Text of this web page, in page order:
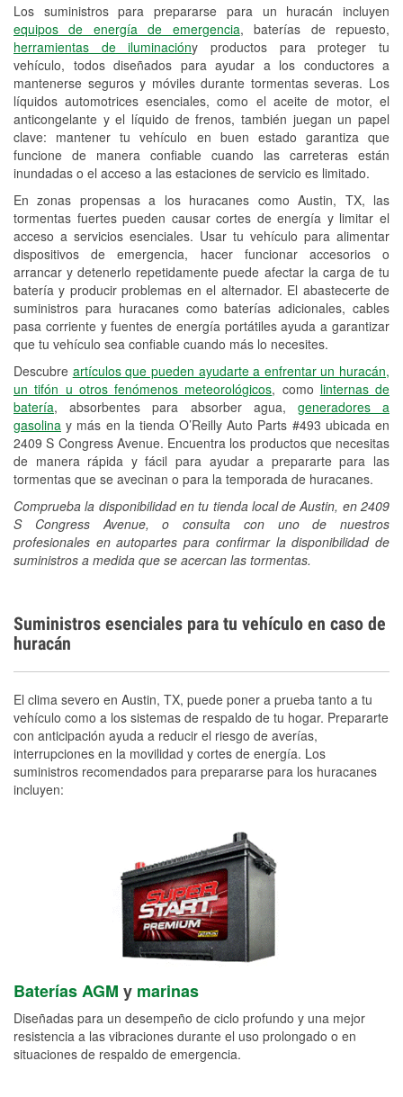
Los suministros para prepararse para un huracán incluyen
equipos de energía de emergencia, baterías de repuesto,
herramientas de iluminacióny productos para proteger tu
vehículo, todos diseñados para ayudar a los conductores a
mantenerse seguros y móviles durante tormentas severas. Los
líquidos automotrices esenciales, como el aceite de motor, el
anticongelante y el líquido de frenos, también juegan un papel
clave: mantener tu vehículo en buen estado garantiza que
funcione de manera confiable cuando las carreteras están
inundadas o el acceso a las estaciones de servicio es limitado.
En zonas propensas a los huracanes como Austin, TX, las
tormentas fuertes pueden causar cortes de energía y limitar el
acceso a servicios esenciales. Usar tu vehículo para alimentar
dispositivos de emergencia, hacer funcionar accesorios o
arrancar y detenerlo repetidamente puede afectar la carga de tu
batería y producir problemas en el alternador. El abastecerte de
suministros para huracanes como baterías adicionales, cables
pasa corriente y fuentes de energía portátiles ayuda a garantizar
que tu vehículo sea confiable cuando más lo necesites.
Descubre artículos que pueden ayudarte a enfrentar un huracán,
un tifón u otros fenómenos meteorológicos, como linternas de
batería, absorbentes para absorber agua, generadores a
gasolina y más en la tienda O’Reilly Auto Parts #493 ubicada en
2409 S Congress Avenue. Encuentra los productos que necesitas
de manera rápida y fácil para ayudar a prepararte para las
tormentas que se avecinan o para la temporada de huracanes.
Comprueba la disponibilidad en tu tienda local de Austin, en 2409
S Congress Avenue, o consulta con uno de nuestros
profesionales en autopartes para confirmar la disponibilidad de
suministros a medida que se acercan las tormentas.
Reciclaje de baterías y aceite
Instalación de bombillas de faros
Instalación de limpiaparabrisas
Programa de Préstamo de
Herramientas
Rectificación de tambores y discos de
freno
Hurricane Supplies
Tornado Supplies
Conoce más
Suministros esenciales para tu vehículo en caso de
huracán
El clima severo en Austin, TX, puede poner a prueba tanto a tu
vehículo como a los sistemas de respaldo de tu hogar. Prepararte
con anticipación ayuda a reducir el riesgo de averías,
interrupciones en la movilidad y cortes de energía. Los
suministros recomendados para prepararse para los huracanes
incluyen:
Baterías AGM y marinas
Diseñadas para un desempeño de ciclo profundo y una mejor
resistencia a las vibraciones durante el uso prolongado o en
situaciones de respaldo de emergencia.